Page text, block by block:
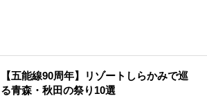
【五能線90周年】リゾートしらかみで巡
る青森・秋田の祭り10選